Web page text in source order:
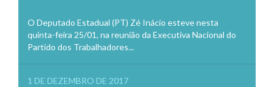
O Deputado Estadual (PT) Zé Inácio esteve nesta
quinta-feira 25/01, na reunião da Executiva Nacional do
Partido dos Trabalhadores...
1 DE DEZEMBRO DE 2017